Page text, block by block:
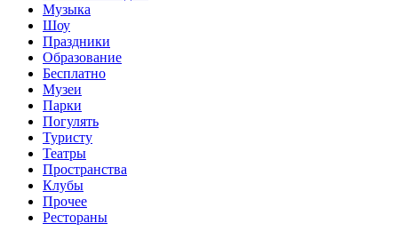
Музыка
Шоу
Праздники
Образование
Бесплатно
Музеи
Парки
Погулять
Туристу
Театры
Пространства
Клубы
Прочее
Рестораны